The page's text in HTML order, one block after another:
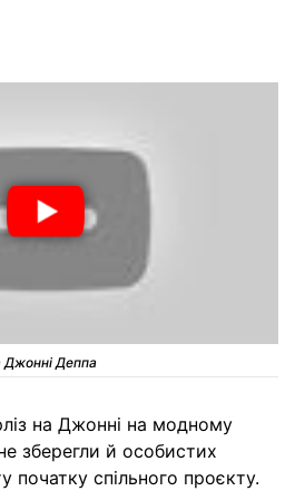
Джонні Деппа
на Джонні на модному
зберегли й особистих
початку спільного проєкту.